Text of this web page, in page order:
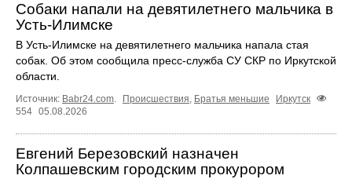
Собаки напали на девятилетнего мальчика в
Усть‑Илимске
В Усть‑Илимске на девятилетнего мальчика напала стая
собак. Об этом сообщила пресс‑служба СУ СКР по Иркутской
области.
Источник: Babr24.com. Происшествия, Братья меньшие
Иркутск
554 05.08.2026
Евгений Березовский назначен
Колпашевским городским прокурором